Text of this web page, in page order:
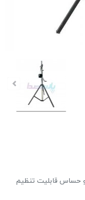
حساس قابلیت تنظیم